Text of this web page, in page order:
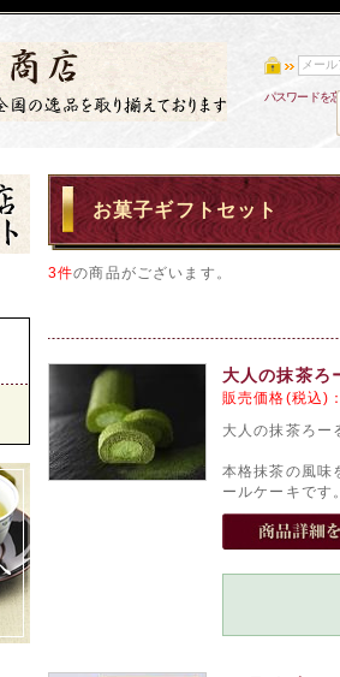
パスワードを忘
お菓子ギフトセット
3件の商品がございます。
大人の抹茶ろ
販売価格(税込)
大人の抹茶ろー
本格抹茶の風味
ールケーキです。